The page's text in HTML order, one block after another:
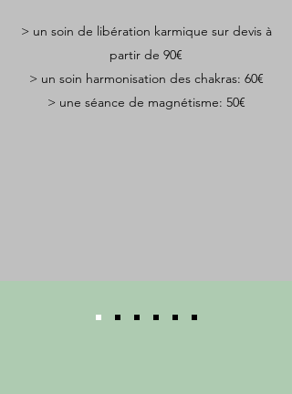
> un soin de libération karmique sur devis à
partir de 90€
> un soin harmonisation des chakras: 60€
> une séance de magnétisme: 50€